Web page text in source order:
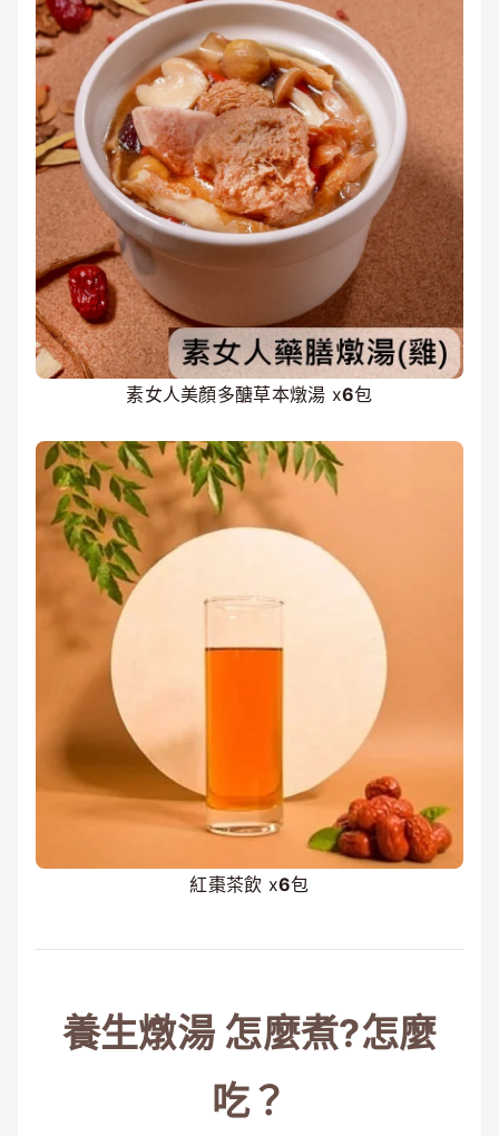
素女人美顏多醣草本燉湯 x6包
紅棗茶飲 x6包
養生燉湯 怎麼煮?怎麼
吃？